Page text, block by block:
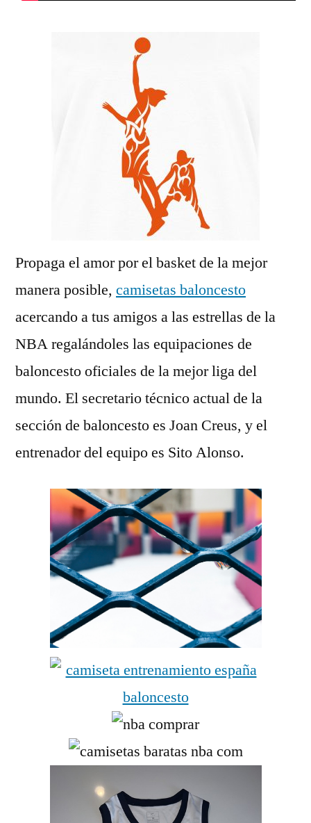
Propaga el amor por el basket de la mejor
manera posible, camisetas baloncesto
acercando a tus amigos a las estrellas de la
NBA regalándoles las equipaciones de
baloncesto oficiales de la mejor liga del
mundo. El secretario técnico actual de la
sección de baloncesto es Joan Creus, y el
entrenador del equipo es Sito Alonso.